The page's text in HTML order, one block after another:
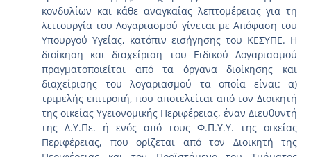
κονδυλίων και κάθε αναγκαίας λεπτομέρειας για τη
λειτουργία του Λογαριασμού γίνεται με Απόφαση του
Υπουργού Υγείας, κατόπιν εισήγησης του ΚΕΣΥΠΕ. Η
διοίκηση και διαχείριση του Ειδικού Λογαριασμού
πραγματοποιείται από τα όργανα διοίκησης και
διαχείρισης του λογαριασμού τα οποία είναι: α)
τριμελής επιτροπή, που αποτελείται από τον Διοικητή
της οικείας Υγειονομικής Περιφέρειας, έναν Διευθυντή
της Δ.Υ.Πε. ή ενός από τους Φ.Π.Υ.Υ. της οικείας
Περιφέρειας, που ορίζεται από τον Διοικητή της